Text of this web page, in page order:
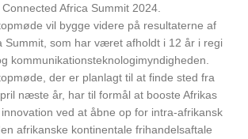
Africa Summit 2024.
vil bygge videre på resultaterne af
Summit, som har været afholdt i 12 år i regi
kommunikationsteknologimyndigheden.
der er planlagt til at finde sted fra
næste år, har til formål at booste Afrikas
ved at åbne op for intra-afrikansk
afrikanske kontinentale frihandelsaftale